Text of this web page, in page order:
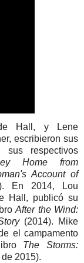
Hall, y Lene
escribieron sus
sus respectivos
Home from
Account of
En 2014, Lou
Hall, publicó su
After the Wind:
(2014).​ Mike
el campamento
The Storms:
2015).